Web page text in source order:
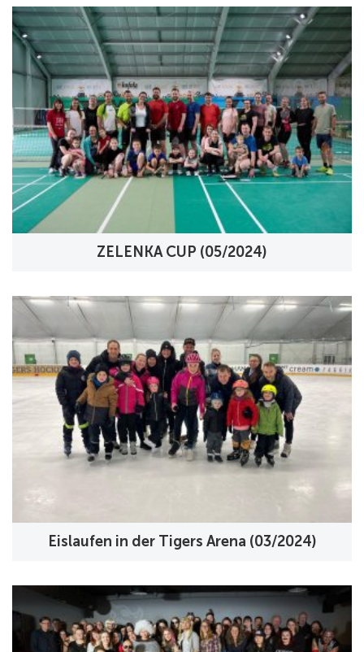
ZELENKA CUP (05/2024)
Eislaufen in der Tigers Arena (03/2024)